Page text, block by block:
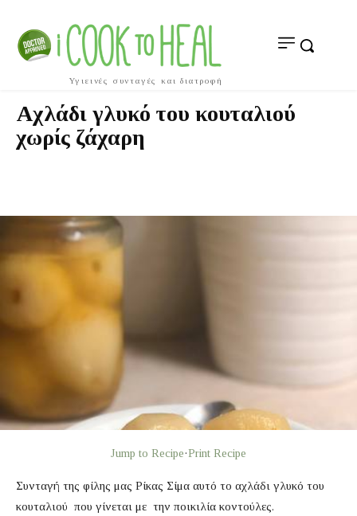
Υγιεινές συνταγές και διατροφή
Αχλάδι γλυκό του κουταλιού
χωρίς ζάχαρη
Jump to Recipe·Print Recipe
Συνταγή της φίλης μας Ρίκας Σίμα αυτό το αχλάδι γλυκό του
κουταλιού που γίνεται με την ποικιλία κοντούλες.